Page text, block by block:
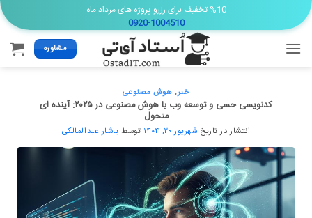
Skip
to
content
%10 تخفیف برای رزرو پروژه های مرداد ماه
0920-1004510
مشاوره
خبر, هوش مصنوعی
کدنویسی حسی و توسعه وب با هوش مصنوعی در ۲۰۲۵: آینده ای
متحول
انتشار در تاریخ شهریور ۲۰, ۱۴۰۴ توسط یاشار عبدالمالکی